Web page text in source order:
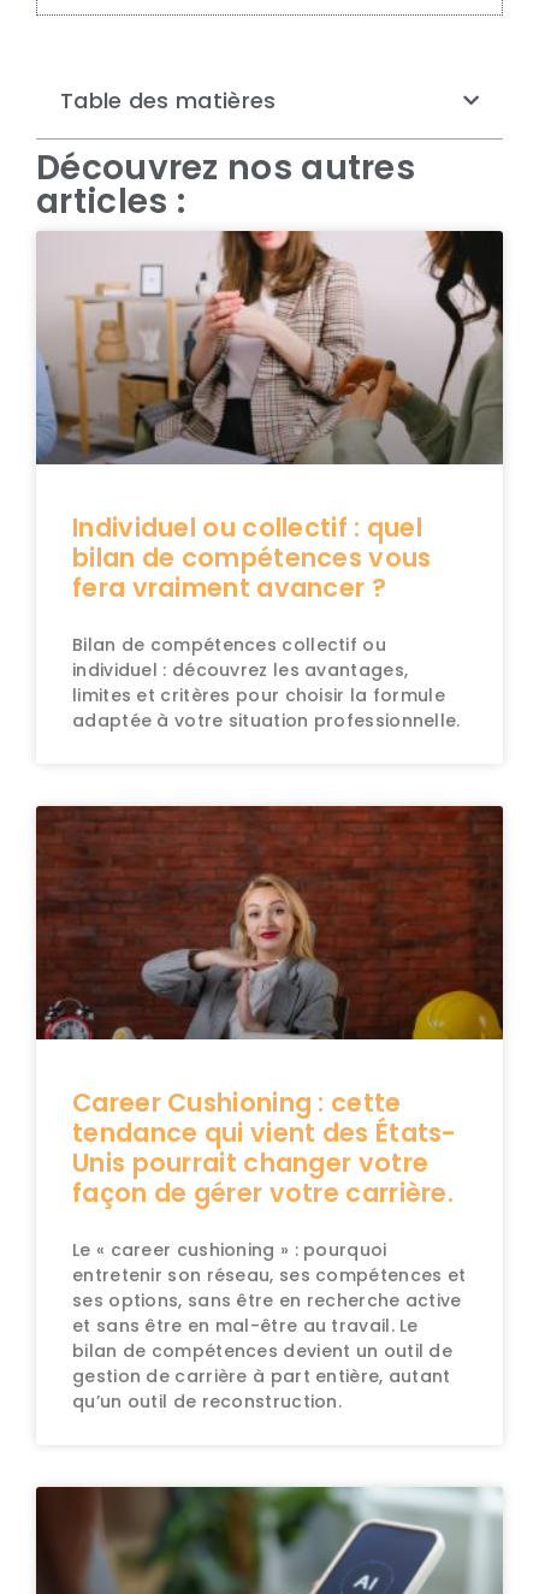
Table des matières
Découvrez nos autres
articles :
Individuel ou collectif : quel
bilan de compétences vous
fera vraiment avancer ?
Bilan de compétences collectif ou
individuel : découvrez les avantages,
limites et critères pour choisir la formule
adaptée à votre situation professionnelle.
Career Cushioning : cette
tendance qui vient des États-
Unis pourrait changer votre
façon de gérer votre carrière.
Le « career cushioning » : pourquoi
entretenir son réseau, ses compétences et
ses options, sans être en recherche active
et sans être en mal-être au travail. Le
bilan de compétences devient un outil de
gestion de carrière à part entière, autant
qu’un outil de reconstruction.